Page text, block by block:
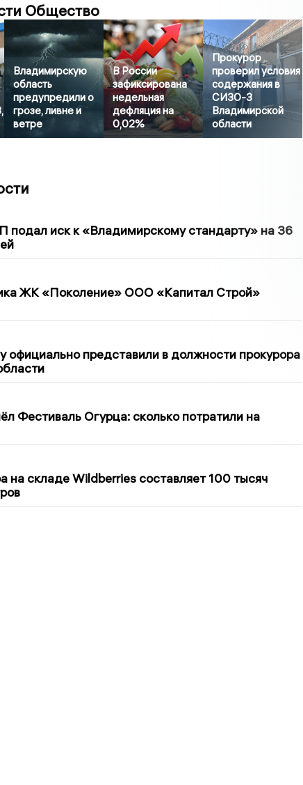
Общество
Владимирскую
область
предупредили о
грозе, ливне и
ветре
В России
зафиксирована
недельная
дефляция на
0,02%
Прокурор
проверил условия
содержания в
СИЗО-3
Владимирской
области
подал иск к «Владимирскому стандарту» на 36
ЖК «Поколение» ООО «Капитал Строй»
официально представили в должности прокурора
Фестиваль Огурца: сколько потратили на
складе Wildberries составляет 100 тысяч